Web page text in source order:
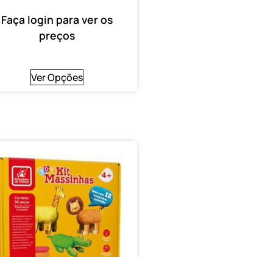
Faça login para ver os
preços
Ver Opções